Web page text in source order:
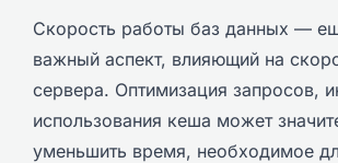
Скорость работы баз данных —
важный аспект, влияющий на
сервера. Оптимизация запросов,
использования кеша может
уменьшить время, необходимое